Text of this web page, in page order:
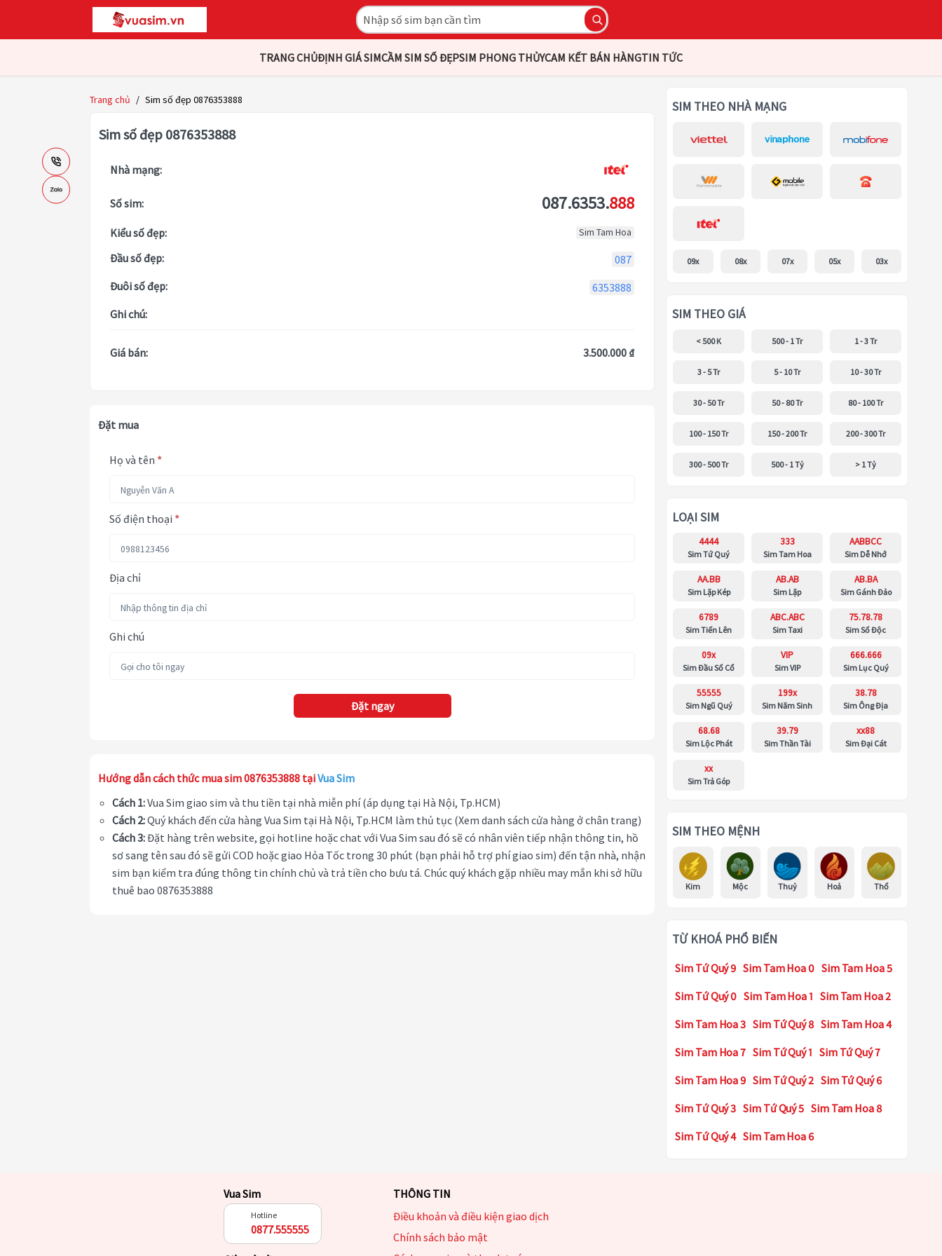
TRANG CHỦĐỊNH GIÁ SIMCẦM SIM SỐ ĐẸPSIM PHONG THỦYCAM KẾT BÁN HÀNGTIN TỨC
Trang chủ / Sim số đẹp 0876353888
Sim số đẹp 0876353888
Nhà mạng:
Số sim: 087.6353.888
Kiểu số đẹp: Sim Tam Hoa
Đầu số đẹp:
087
Đuôi số đẹp:
6353888
Ghi chú:
Giá bán: 3.500.000 ₫
Đặt mua
Họ và tên *
Số điện thoại *
Địa chỉ
Ghi chú
Đặt ngay
Hướng dẫn cách thức mua sim 0876353888 tạiVua Sim
Cách 1:Vua Sim giao sim và thu tiền tại nhà miễn phí (áp dụng tại Hà Nội, Tp.HCM)
Cách 2:Quý khách đến cửa hàng Vua Sim tại Hà Nội, Tp.HCM làm thủ tục (Xem danh sách cửa hàng ở chân trang)
Cách 3:Đặt hàng trên website, gọi hotline hoặc chat với Vua Sim sau đó sẽ có nhân viên tiếp nhận thông tin, hồ
sơ sang tên sau đó sẽ gửi COD hoặc giao Hỏa Tốc trong 30 phút (bạn phải hỗ trợ phí giao sim) đến tận nhà, nhận
sim bạn kiểm tra đúng thông tin chính chủ và trả tiền cho bưu tá. Chúc quý khách gặp nhiều may mắn khi sở hữu
thuê bao 0876353888
SIM THEO NHÀ MẠNG
09x 08x 07x 05x 03x
SIM THEO GIÁ
< 500 K 500 - 1 Tr 1 - 3 Tr
3 - 5 Tr 5 - 10 Tr 10 - 30 Tr
30 - 50 Tr 50 - 80 Tr 80 - 100 Tr
100 - 150 Tr 150 - 200 Tr 200 - 300 Tr
300 - 500 Tr 500 - 1 Tỷ > 1 Tỷ
LOẠI SIM
4444
Sim Tứ Quý
333
Sim Tam Hoa
AABBCC
Sim Dễ Nhớ
AA.BB
Sim Lặp Kép
AB.AB
Sim Lặp
AB.BA
Sim Gánh Đảo
6789
Sim Tiến Lên
ABC.ABC
Sim Taxi
75.78.78
Sim Số Độc
09x
Sim Đầu Số Cổ
VIP
Sim VIP
666.666
Sim Lục Quý
55555
Sim Ngũ Quý
199x
Sim Năm Sinh
38.78
Sim Ông Địa
68.68
Sim Lộc Phát
39.79
Sim Thần Tài
xx88
Sim Đại Cát
xx
Sim Trả Góp
SIM THEO MỆNH
Kim Mộc Thuỷ Hoả Thổ
TỪ KHOÁ PHỔ BIẾN
Sim Tứ Quý 9 Sim Tam Hoa 0 Sim Tam Hoa 5
Sim Tứ Quý 0 Sim Tam Hoa 1 Sim Tam Hoa 2
Sim Tam Hoa 3 Sim Tứ Quý 8 Sim Tam Hoa 4
Sim Tam Hoa 7 Sim Tứ Quý 1 Sim Tứ Quý 7
Sim Tam Hoa 9 Sim Tứ Quý 2 Sim Tứ Quý 6
Sim Tứ Quý 3 Sim Tứ Quý 5 Sim Tam Hoa 8
Sim Tứ Quý 4 Sim Tam Hoa 6
Vua Sim
Hotline
0877.555555
THÔNG TIN
Điều khoản và điều kiện giao dịch
Chính sách bảo mật